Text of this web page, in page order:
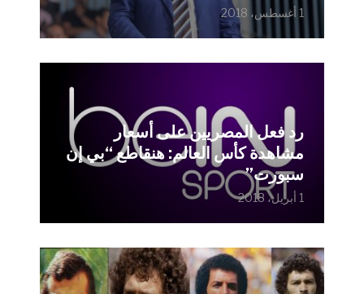
1 أغسطس، 2018
رد فعل المصريين على أسعار
مشاهدة كأس العالم: هنقاطع “بي إن
سبورت”
1 أبريل، 2018